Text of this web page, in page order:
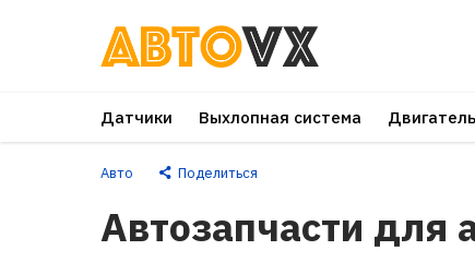
Перейти
основному
контенту
Датчики Выхлопная система Двигатель
Авто Поделиться
Автозапчасти для